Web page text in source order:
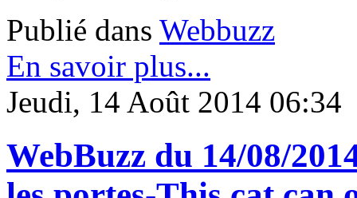
Publié dans Webbuzz
En savoir plus...
Jeudi, 14 Août 2014 06:34
WebBuzz du 14/08/